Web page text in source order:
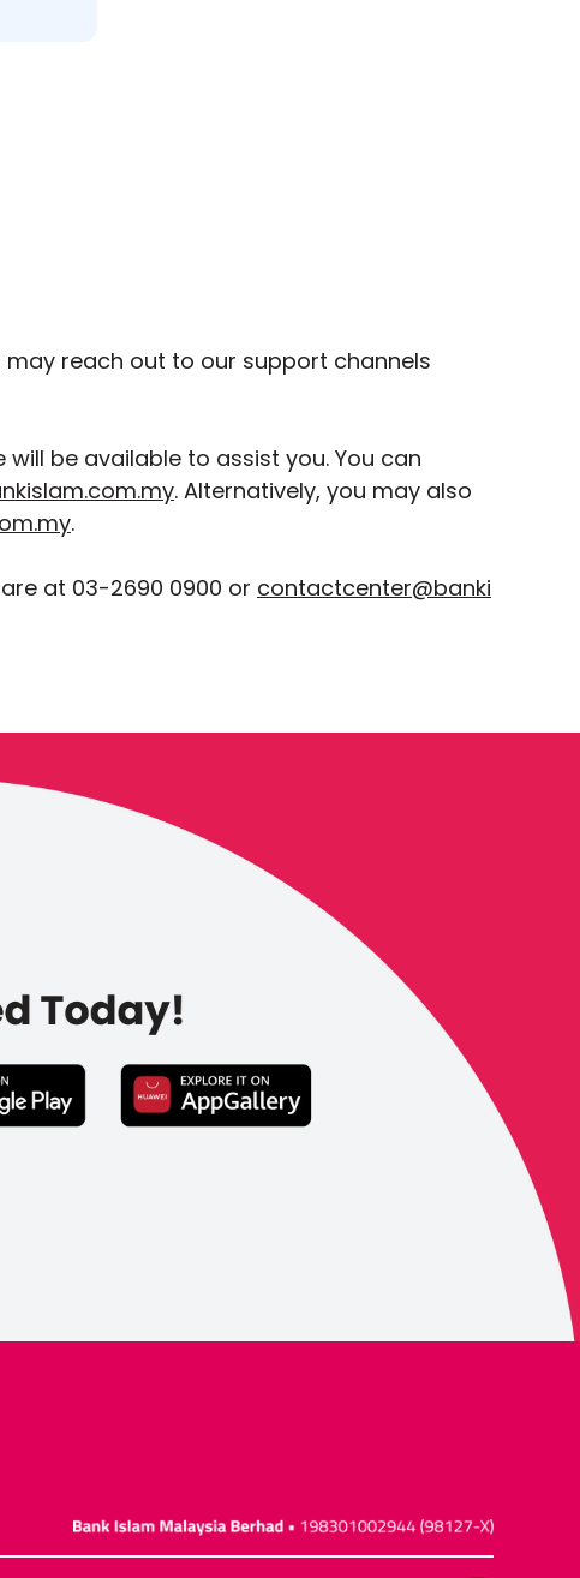
may reach out to our support channels
be available to assist you. You can
. Alternatively, you may also
.
at 03-2690 0900 or contactcenter@banki